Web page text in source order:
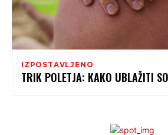
IZPOSTAVLJENO
TRIK POLETJA: KAKO UBLAŽITI